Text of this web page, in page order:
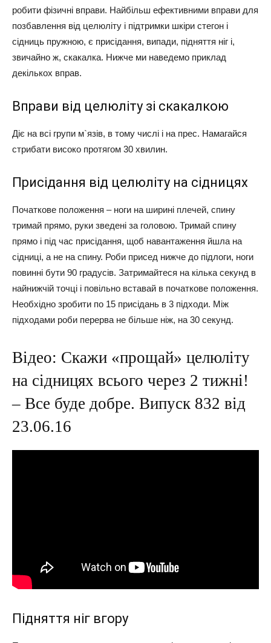
робити фізичні вправи. Найбільш ефективними вправи для
позбавлення від целюліту і підтримки шкіри стегон і
сідниць пружною, є присідання, випади, підняття ніг і,
звичайно ж, скакалка. Нижче ми наведемо приклад
декількох вправ.
Вправи від целюліту зі скакалкою
Діє на всі групи м`язів, в тому числі і на прес. Намагайся
стрибати високо протягом 30 хвилин.
Присідання від целюліту на сідницях
Початкове положення – ноги на ширині плечей, спину
тримай прямо, руки зведені за головою. Тримай спину
прямо і під час присідання, щоб навантаження йшла на
сідниці, а не на спину. Роби присед нижче до підлоги, ноги
повинні бути 90 градусів. Затримайтеся на кілька секунд в
найнижчій точці і повільно вставай в початкове положення.
Необхідно зробити по 15 присідань в 3 підходи. Між
підходами роби перерва не більше ніж, на 30 секунд.
Відео: Скажи «прощай» целюліту
на сідницях всього через 2 тижні!
– Все буде добре. Випуск 832 від
23.06.16
Підняття ніг вгору